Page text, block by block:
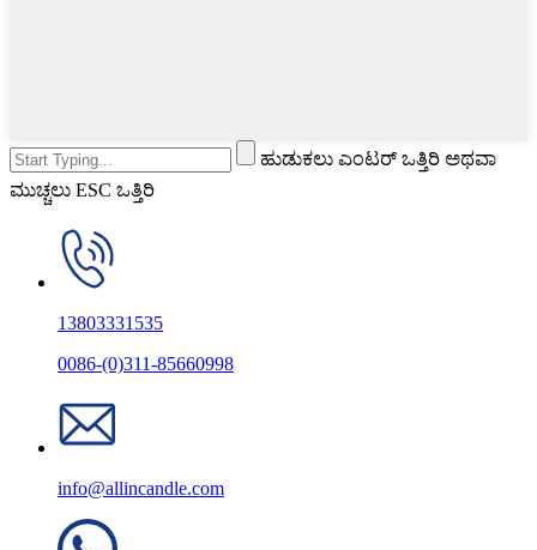
ಹುಡುಕಲು ಎಂಟರ್ ಒತ್ತಿರಿ ಅಥವಾ
ಮುಚ್ಚಲು ESC ಒತ್ತಿರಿ
13803331535
0086-(0)311-85660998
info@allincandle.com